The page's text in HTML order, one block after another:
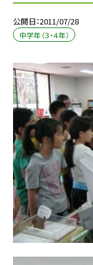
公開日 2011/07/28
中学年（３・４年）